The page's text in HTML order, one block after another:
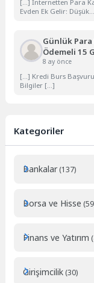
[…] İnternetten Para
Evden Ek Gelir: Düşük...
Günlük Para
Ödemeli 15
8 ay önce
[…] Kredi Burs
Bilgiler […]
Kategoriler
Bankalar (137)
Borsa ve Hisse
Finans ve Yatırım
Girişimcilik (30)